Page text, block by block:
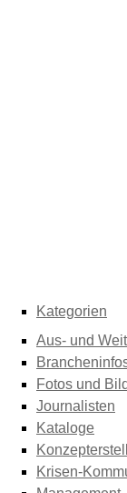
Kategorien
Aus- und
Fotos und
Journalisten
Kataloge
Krisen-